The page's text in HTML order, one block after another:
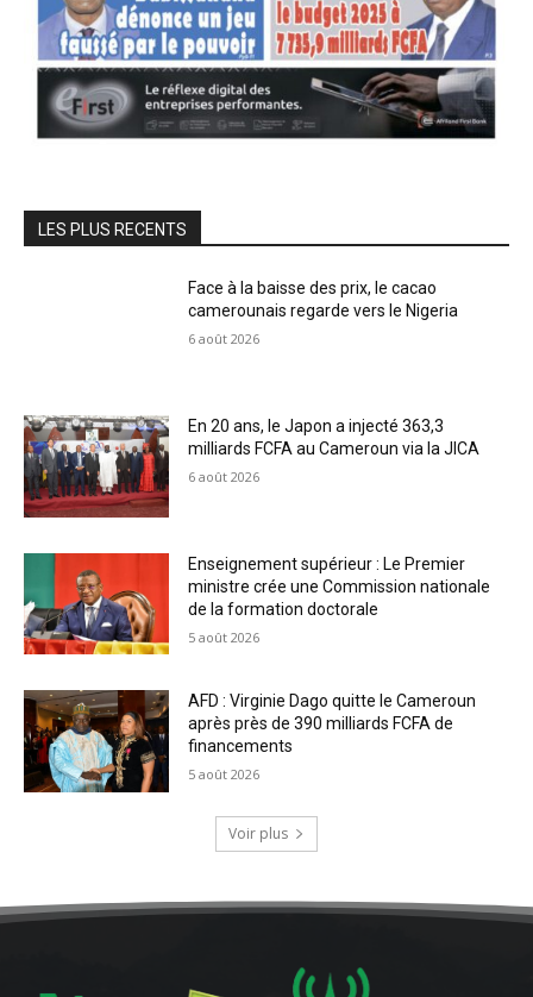
LES PLUS RECENTS
Face à la baisse des prix, le cacao
camerounais regarde vers le Nigeria
6 août 2026
En 20 ans, le Japon a injecté 363,3
milliards FCFA au Cameroun via la JICA
6 août 2026
Enseignement supérieur : Le Premier
ministre crée une Commission nationale
de la formation doctorale
5 août 2026
AFD : Virginie Dago quitte le Cameroun
après près de 390 milliards FCFA de
financements
5 août 2026
Voir plus